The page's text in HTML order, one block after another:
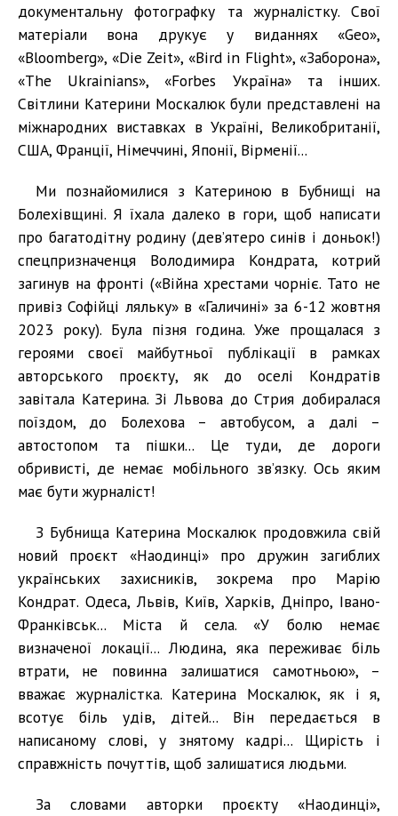
документальну фотографку та журналістку. Свої
матеріали вона друкує у виданнях «Geo»,
«Bloomberg», «Die Zeit», «Bird in Flight», «Заборона»,
«The Ukrainians», «Forbes Україна» та інших.
Світлини Катерини Москалюк були представлені на
міжнародних виставках в Україні, Великобританії,
США, Франції, Німеччині, Японії, Вірменії...
Ми познайомилися з Катериною в Бубнищі на
Болехівщині. Я їхала далеко в гори, щоб написати
про багатодітну родину (дев’ятеро синів і доньок!)
спецпризначенця Володимира Кондрата, котрий
загинув на фронті («Війна хрестами чорніє. Тато не
привіз Софійці ляльку» в «Галичині» за 6-12 жовтня
2023 року). Була пізня година. Уже прощалася з
героями своєї майбутньої публікації в рамках
авторського проєкту, як до оселі Кондратів
завітала Катерина. Зі Львова до Стрия добиралася
поїздом, до Болехова – автобусом, а далі –
автостопом та пішки... Це туди, де дороги
обривисті, де немає мобільного зв’язку. Ось яким
має бути журналіст!
З Бубнища Катерина Москалюк продовжила свій
новий проєкт «Наодинці» про дружин загиблих
українських захисників, зокрема про Марію
Кондрат. Одеса, Львів, Київ, Харків, Дніпро, Івано-
Франківськ... Міста й села. «У болю немає
визначеної локації... Людина, яка переживає біль
втрати, не повинна залишатися самотньою», –
вважає журналістка. Катерина Москалюк, як і я,
всотує біль удів, дітей... Він передається в
написаному слові, у знятому кадрі... Щирість і
справжність почуттів, щоб залишатися людьми.
За словами авторки проєкту «Наодинці»,